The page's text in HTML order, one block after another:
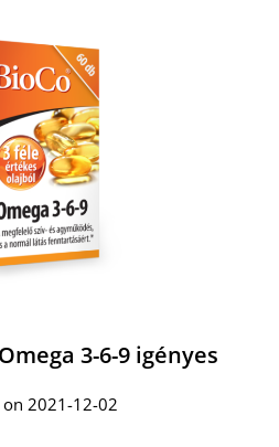
3-6-9 igényes
on 2021-12-02